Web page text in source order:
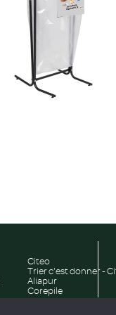
Citeo
Trier c'est donner -
Aliapur
Corepile